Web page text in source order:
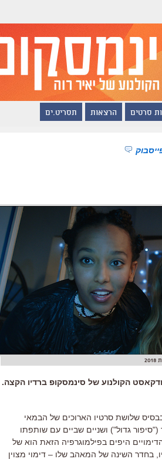
סרטים הרצאות תסריט.ים
הקולנוע של סינמסקופ ברדיו הקצה.
שלושת סרטיו הארוכים של הבמאי
("סיפור גדול") ושניים שביים עם שותפתו
היפים בפילמוגרפיה הזאת הוא של
בחדר השינה של המאהב שלו – דימוי מצוין